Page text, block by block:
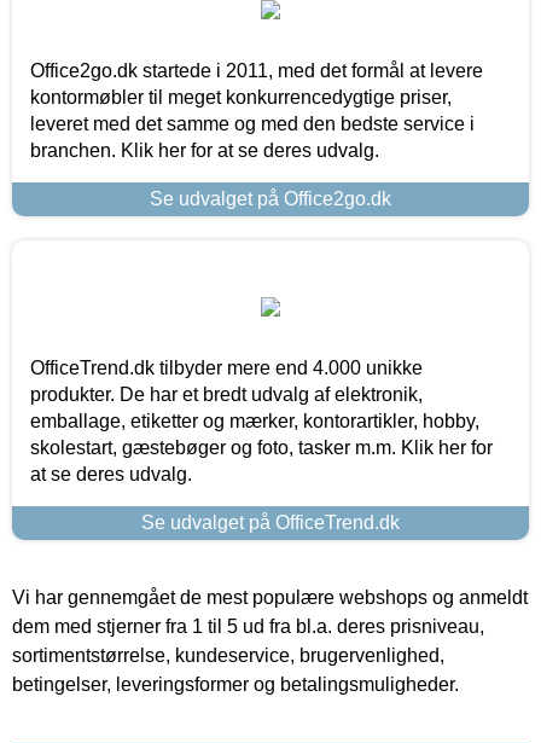
Office2go.dk startede i 2011, med det formål at levere
kontormøbler til meget konkurrencedygtige priser,
leveret med det samme og med den bedste service i
branchen. Klik her for at se deres udvalg.
Se udvalget på Office2go.dk
OfficeTrend.dk tilbyder mere end 4.000 unikke
produkter. De har et bredt udvalg af elektronik,
emballage, etiketter og mærker, kontorartikler, hobby,
skolestart, gæstebøger og foto, tasker m.m. Klik her for
at se deres udvalg.
Se udvalget på OfficeTrend.dk
Vi har gennemgået de mest populære webshops og anmeldt
dem med stjerner fra 1 til 5 ud fra bl.a. deres prisniveau,
sortimentstørrelse, kundeservice, brugervenlighed,
betingelser, leveringsformer og betalingsmuligheder.